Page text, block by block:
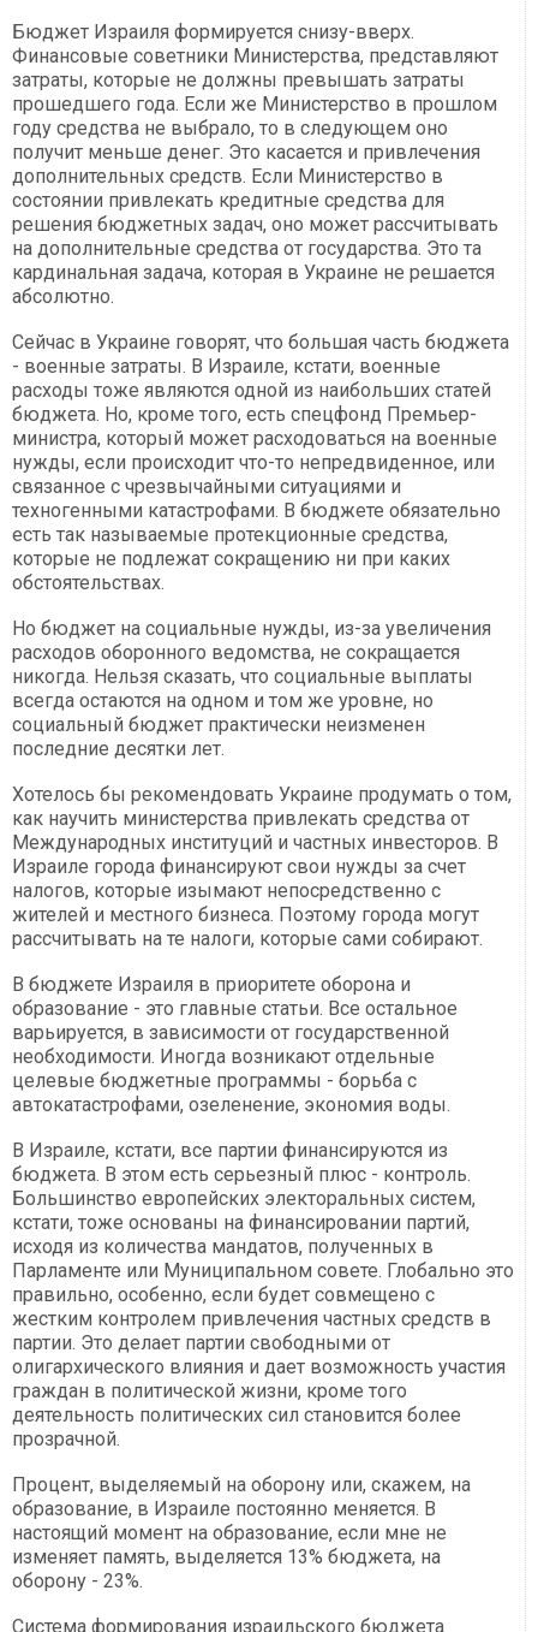
Бюджет Израиля формируется снизу-вверх.
Финансовые советники Министерства, представляют
затраты, которые не должны превышать затраты
прошедшего года. Если же Министерство в прошлом
году средства не выбрало, то в следующем оно
получит меньше денег. Это касается и привлечения
дополнительных средств. Если Министерство в
состоянии привлекать кредитные средства для
решения бюджетных задач, оно может рассчитывать
на дополнительные средства от государства. Это та
кардинальная задача, которая в Украине не решается
абсолютно.
Сейчас в Украине говорят, что большая часть бюджета
- военные затраты. В Израиле, кстати, военные
расходы тоже являются одной из наибольших статей
бюджета. Но, кроме того, есть спецфонд Премьер-
министра, который может расходоваться на военные
нужды, если происходит что-то непредвиденное, или
связанное с чрезвычайными ситуациями и
техногенными катастрофами. В бюджете обязательно
есть так называемые протекционные средства,
которые не подлежат сокращению ни при каких
обстоятельствах.
Но бюджет на социальные нужды, из-за увеличения
расходов оборонного ведомства, не сокращается
никогда. Нельзя сказать, что социальные выплаты
всегда остаются на одном и том же уровне, но
социальный бюджет практически неизменен
последние десятки лет.
Хотелось бы рекомендовать Украине продумать о том,
как научить министерства привлекать средства от
Международных институций и частных инвесторов. В
Израиле города финансируют свои нужды за счет
налогов, которые изымают непосредственно с
жителей и местного бизнеса. Поэтому города могут
рассчитывать на те налоги, которые сами собирают.
В бюджете Израиля в приоритете оборона и
образование - это главные статьи. Все остальное
варьируется, в зависимости от государственной
необходимости. Иногда возникают отдельные
целевые бюджетные программы - борьба с
автокатастрофами, озеленение, экономия воды.
В Израиле, кстати, все партии финансируются из
бюджета. В этом есть серьезный плюс - контроль.
Большинство европейских электоральных систем,
кстати, тоже основаны на финансировании партий,
исходя из количества мандатов, полученных в
Парламенте или Муниципальном совете. Глобально это
правильно, особенно, если будет совмещено с
жестким контролем привлечения частных средств в
партии. Это делает партии свободными от
олигархического влияния и дает возможность участия
граждан в политической жизни, кроме того
деятельность политических сил становится более
прозрачной.
Процент, выделяемый на оборону или, скажем, на
образование, в Израиле постоянно меняется. В
настоящий момент на образование, если мне не
изменяет память, выделяется 13% бюджета, на
оборону - 23%.
Система формирования израильского бюджета